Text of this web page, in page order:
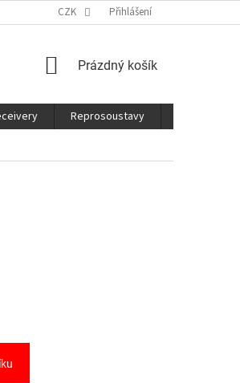
CZK Přihlášení
NÁKUPNÍ
Prázdný košík
Reprosoustavy